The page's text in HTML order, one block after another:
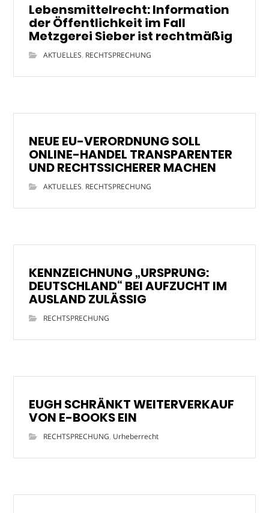
Lebensmittelrecht: Information
der Öffentlichkeit im Fall
Metzgerei Sieber ist rechtmäßig
AKTUELLES, RECHTSPRECHUNG
NEUE EU-VERORDNUNG SOLL
ONLINE-HANDEL TRANSPARENTER
UND RECHTSSICHERER MACHEN
AKTUELLES, RECHTSPRECHUNG
KENNZEICHNUNG „URSPRUNG:
DEUTSCHLAND“ BEI AUFZUCHT IM
AUSLAND ZULÄSSIG
RECHTSPRECHUNG
EUGH SCHRÄNKT WEITERVERKAUF
VON E-BOOKS EIN
RECHTSPRECHUNG, Urheberrecht